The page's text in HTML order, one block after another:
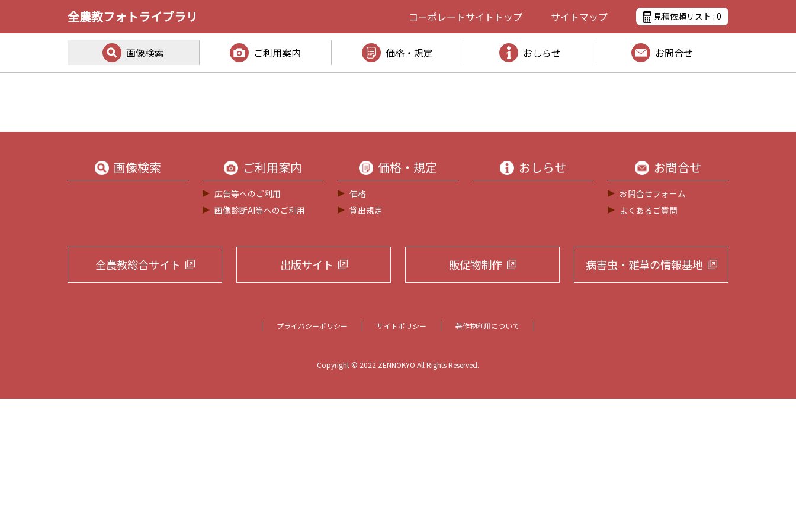
全農教フォトライブラリ コーポレートサイト トップ サイトマップ 見積依頼リスト : 0
画像検索 ご利用案内 価格・規定 おしらせ お問合せ
画像検索 ご利用案内
広告等へのご利用
画像診断AI等へのご利用
価格・規定
価格
貸出規定
おしらせ お問合せ
お問合せフォーム
よくあるご質問
全農教総合サイト 出版サイト 販促物制作 病害虫・雑草の情報基地
プライバシーポリシー サイトポリシー 著作物利用について
Copyright © 2022 ZENNOKYO All Rights Reserved.